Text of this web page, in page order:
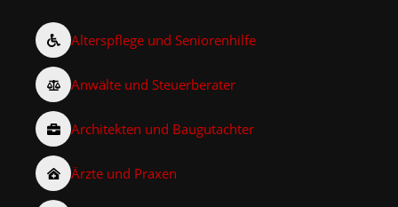
Alterspflege und Seniorenhilfe
Anwälte und Steuerberater
Architekten und Baugutachter
Ärzte und Praxen